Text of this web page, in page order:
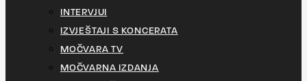
INTERVJUI
IZVJEŠTAJI S KONCERATA
MOČVARA TV
MOČVARNA IZDANJA